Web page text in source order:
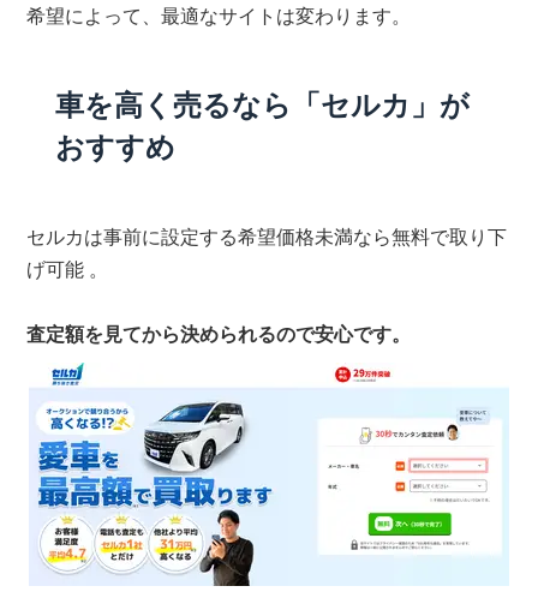
希望によって、最適なサイトは変わります。
車を高く売るなら「セルカ」が
おすすめ
セルカは事前に設定する希望価格未満なら無料で取り下
げ可能 。
査定額を見てから決められるので安心です。